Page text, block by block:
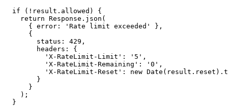
  if (!result.allowed) {
    return Response.json(
      { error: 'Rate limit exceeded' },
      {
        status: 429,
        headers: {
          'X-RateLimit-Limit': '5',
          'X-RateLimit-Remaining': '0',
'X-RateLimit-Reset': new
        }
      }
    );
  }